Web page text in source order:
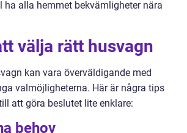
ha alla hemmet bekvämligheter nära
välja rätt husvagn
kan vara överväldigande med
valmöjligheterna. Här är några tips
att göra beslutet lite enklare:
behov